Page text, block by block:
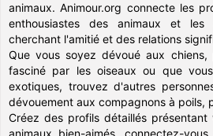
animaux. Animour.org connecte les
enthousiastes des animaux et
cherchant l'amitié et des relations
Que vous soyez dévoué aux chiens,
fasciné par les oiseaux ou que
exotiques, trouvez d'autres
dévouement aux compagnons à poils,
Créez des profils détaillés